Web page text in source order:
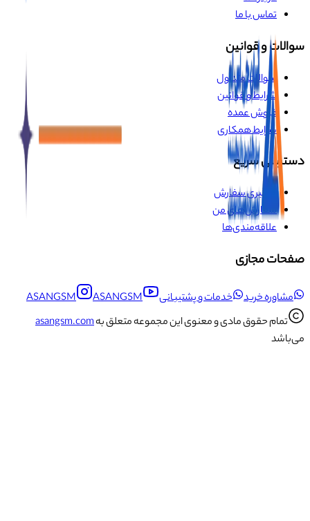
تماس با ما
سوالات و قوانین
سوالات متداول
شرایط و قوانین
فروش عمده
شرایط همکاری
دسترسی سریع
پیگیری سفارش
سفارش‌های من
علاقه‌مندی‌ها
صفحات مجازی
مشاوره خرید خدمات و پشتیبانی ASANGSM
ASANGSM
تمام حقوق مادی و معنوی این مجموعه متعلق بهasangsm.com
می‌باشد